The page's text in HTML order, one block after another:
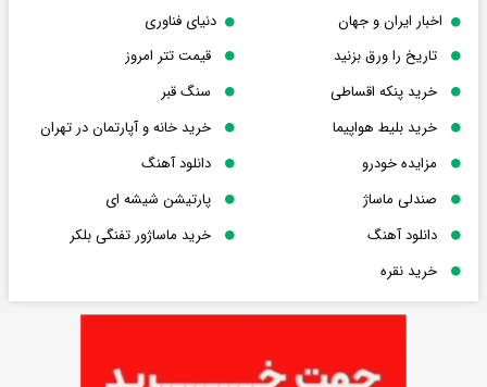
اخبار ایران و جهان
دنیای فناوری
تاریخ را ورق بزنید
قیمت تتر امروز
خرید پنکه اقساطی
سنگ قبر
خرید بلیط هواپیما
خرید خانه و آپارتمان در تهران
مزایده خودرو
دانلود آهنگ
صندلی ماساژ
پارتیشن شیشه ای
دانلود آهنگ
خرید ماساژور تفنگی بلکر
خرید نقره